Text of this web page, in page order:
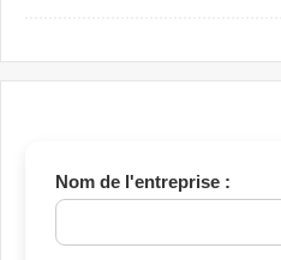
Nom de l'entreprise :